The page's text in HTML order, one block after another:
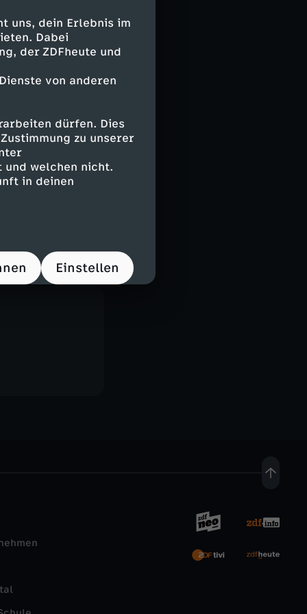
uns, dein Erlebnis im
Dabei
der ZDFheute und
von anderen
dürfen. Dies
zu unserer
und welchen nicht.
in deinen
Einstellen
und
nur noch
Großstadt
so